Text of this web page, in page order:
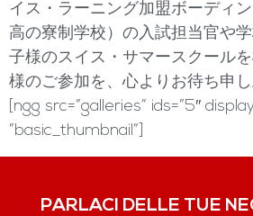
イス・ラーニング加盟ボーディ
高の寮制学校）の入試担当官や
子様のスイス・サマースクール
様のご参加を、心よりお待ち申し
[ngg src=”galleries” ids=”5″
”basic_thumbnail”]
PARLACI DELLE TUE